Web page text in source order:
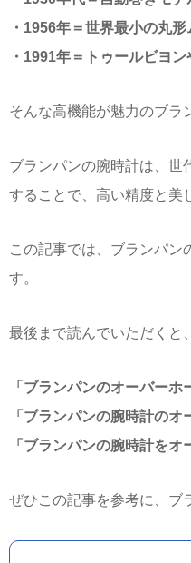
・1956年＝世界最小の丸
・1991年＝トゥールビヨ
そんな高機能が魅力のブラ
ブランパンの腕時計は、世
することで、高い精度と美
この記事では、ブランパン
す。
最後まで読んでいただくと
「ブランパンのオーバーホ
「ブランパンの腕時計のオ
「ブランパンの腕時計を
ぜひこの記事を参考に、ブ